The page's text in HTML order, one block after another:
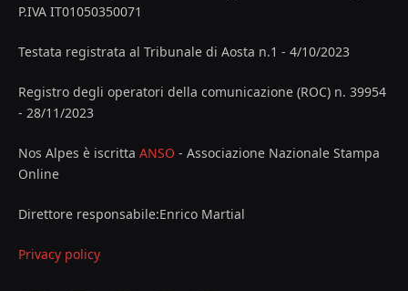
P.IVA IT01050350071
Testata registrata al Tribunale di Aosta n.1 - 4/10/2023
Registro degli operatori della comunicazione (ROC) n. 39954
- 28/11/2023
Nos Alpes è iscritta ANSO - Associazione Nazionale Stampa
Online
Direttore responsabile:Enrico Martial
Privacy policy